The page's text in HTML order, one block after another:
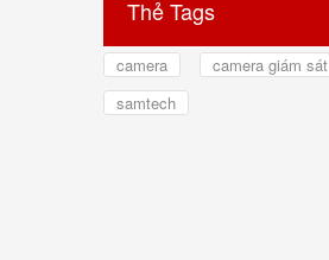
Thẻ Tags
camera
camera giám sát
samtech